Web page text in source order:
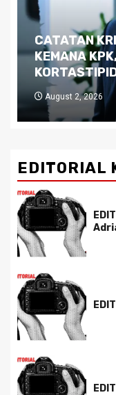
Dilema
Kutukan
Pemimpin
July 29, 2026
EDITORIAL